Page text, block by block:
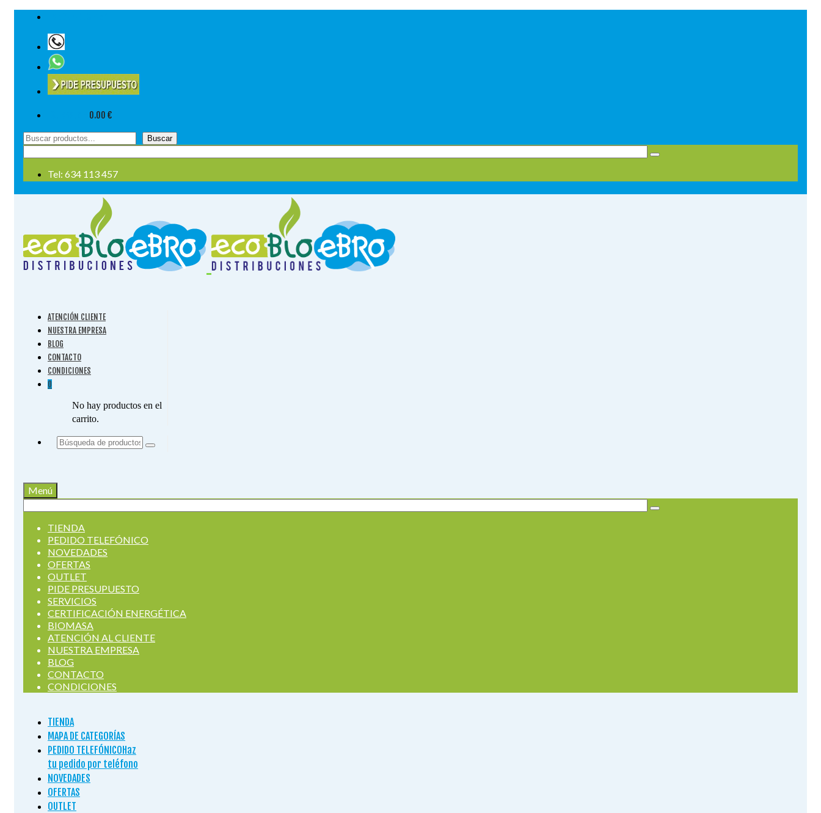
0.00 €
Buscar
Tel: 634 113 457
ATENCIÓN CLIENTE
NUESTRA EMPRESA
BLOG
CONTACTO
CONDICIONES
0
No hay productos en el
carrito.
Buscar
Menú
TIENDA
PEDIDO TELEFÓNICO
NOVEDADES
OFERTAS
OUTLET
PIDE PRESUPUESTO
SERVICIOS
CERTIFICACIÓN ENERGÉTICA
BIOMASA
ATENCIÓN AL CLIENTE
NUESTRA EMPRESA
BLOG
CONTACTO
CONDICIONES
TIENDA
MAPA DE CATEGORÍAS
PEDIDO TELEFÓNICO Haz
tu pedido por teléfono
NOVEDADES
OFERTAS
OUTLET